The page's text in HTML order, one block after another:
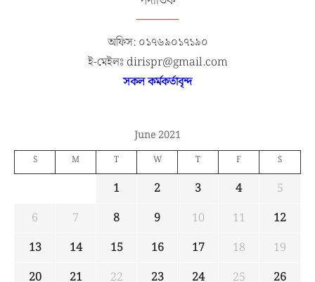
অফিস: ০১৭৬৯০১৭১৯০
ই-মেইলঃ dirispr@gmail.com
সকল কর্মকর্তাবৃন্দ
June 2021
S M T W T F S
1 2 3 4
5
6
7 8 9 10 11
12
13
14 15 16 17 18
19
20
21 22 23 24 25
26